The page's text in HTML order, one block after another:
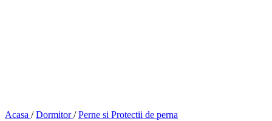
Acasa / Dormitor/ Perne si Protectii de perna